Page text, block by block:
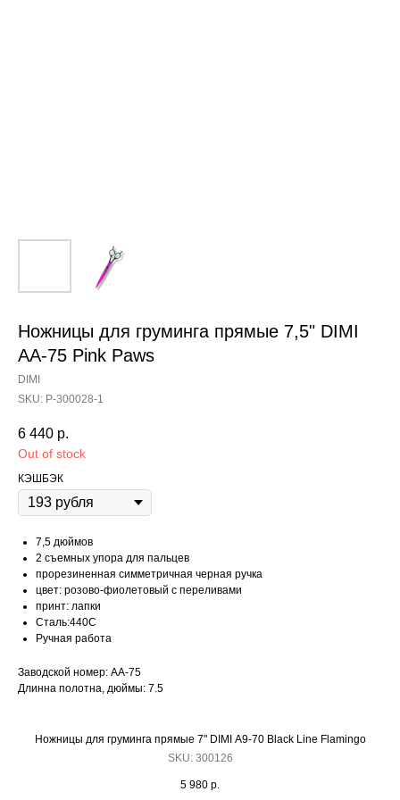
Ножницы для груминга прямые 7,5" DIMI
AA-75 Pink Paws
DIMI
SKU: Р-300028-1
6 440 р.
Out of stock
КЭШБЭК
7,5 дюймов
2 съемных упора для пальцев
прорезиненная симметричная черная ручка
цвет: розово-фиолетовый с переливами
принт: лапки
Сталь:440С
Ручная работа
Заводской номер: AA-75
Длинна полотна, дюймы: 7.5
Ножницы для груминга прямые 7" DIMI A9-70 Black Line Flamingo
SKU: 300126
5 980 р.